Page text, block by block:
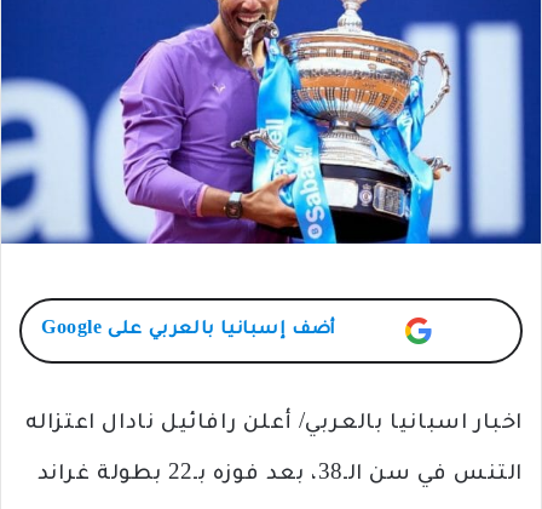
أضف إسبانيا بالعربي على Google
اخبار اسبانيا بالعربي/ أعلن رافائيل نادال اعتزاله
التنس في سن الـ38، بعد فوزه بـ22 بطولة غراند